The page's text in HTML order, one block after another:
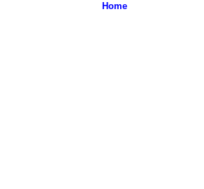
Home